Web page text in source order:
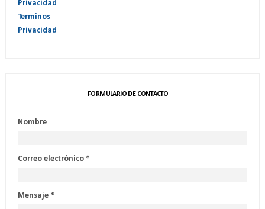
Privacidad
Terminos
Privacidad
FORMULARIO DE CONTACTO
Nombre
Correo electrónico *
Mensaje *